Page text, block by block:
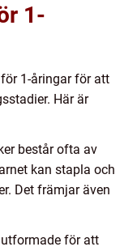
1-
1-åringar för att
Här är
består ofta av
kan stapla och
Det främjar även
utformade för att